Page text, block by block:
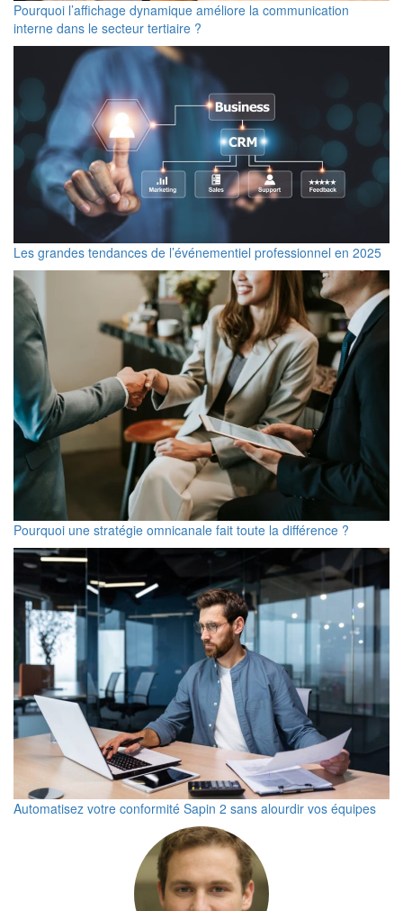
Pourquoi l’affichage dynamique améliore la communication
interne dans le secteur tertiaire ?
Les grandes tendances de l’événementiel professionnel en 2025
Pourquoi une stratégie omnicanale fait toute la différence ?
Automatisez votre conformité Sapin 2 sans alourdir vos équipes